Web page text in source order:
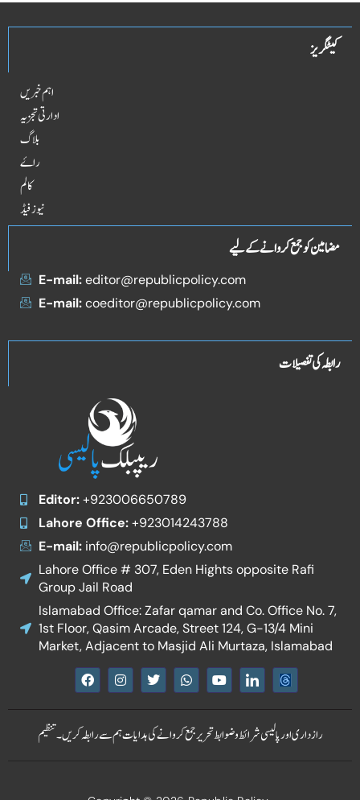
کیٹگریز
اہم خبریں
ادارتی تجزیہ
بلاگ
راۓ
کالم
نیوز فیڈ
مضامین کو جمع کروانے کے لیے
E-mail:editor@republicpolicy.com
E-mail:coeditor@republicpolicy.com
رابطہ کی تفصیلات
Editor:+923006650789
Lahore Office:+923014243788
E-mail:info@republicpolicy.com
Lahore Office # 307, Eden Hights opposite Rafi
Group Jail Road
Islamabad Office: Zafar qamar and Co. Office No. 7,
1st Floor, Qasim Arcade, Street 124, G-13/4 Mini
Market, Adjacent to Masjid Ali Murtaza, Islamabad
F
a
e
o
I
n
t
g
T
w
t
t
e
W
h
t
s
a
Y
o
t
b
I
c
n
-
l
تنظیمہم سے رابطہ کریں۔تحریر جمع کروانے کی ہدایاتشرائط و ضوابطرازداری اور پالیسی